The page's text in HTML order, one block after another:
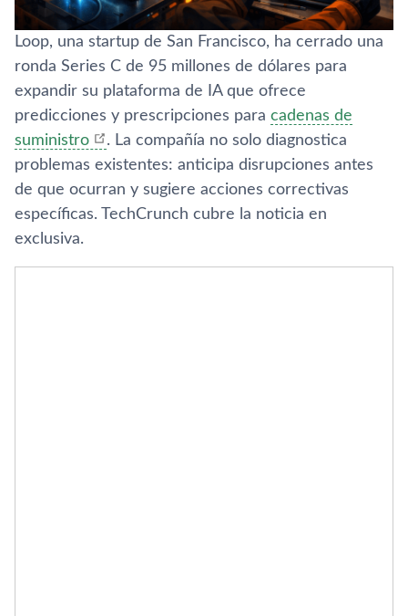
Loop, una startup de San Francisco, ha cerrado una
ronda Series C de 95 millones de dólares para
expandir su plataforma de IA que ofrece
predicciones y prescripciones para cadenas de
suministro
. La compañía no solo diagnostica
problemas existentes: anticipa disrupciones antes
de que ocurran y sugiere acciones correctivas
específicas. TechCrunch cubre la noticia en
exclusiva.